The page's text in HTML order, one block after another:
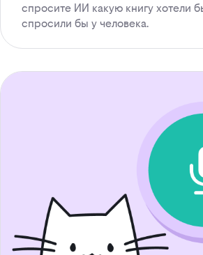
спросите ИИ какую книгу хотели
спросили бы у человека.